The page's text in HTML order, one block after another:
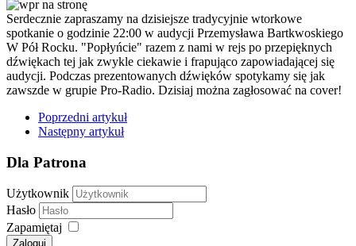
Serdecznie zapraszamy na dzisiejsze tradycyjnie wtorkowe
spotkanie o godzinie 22:00 w audycji Przemysława Bartkwoskiego
W Pół Rocku. "Popłyńcie" razem z nami w rejs po przepięknych
dźwiękach tej jak zwykle ciekawie i frapująco zapowiadającej się
audycji. Podczas prezentowanych dźwięków spotykamy się jak
zawszde w grupie Pro-Radio. Dzisiaj można zagłosować na cover!
Poprzedni artykuł
Następny artykuł
Dla Patrona
Użytkownik
Hasło
Zapamiętaj
Zaloguj